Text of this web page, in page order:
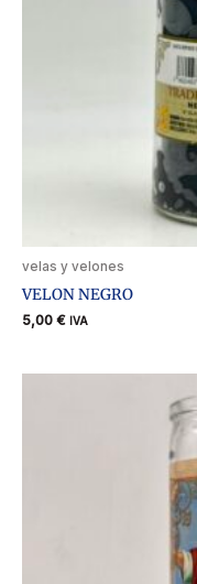
velas y velones
VELON NEGRO
5,00 € IVA